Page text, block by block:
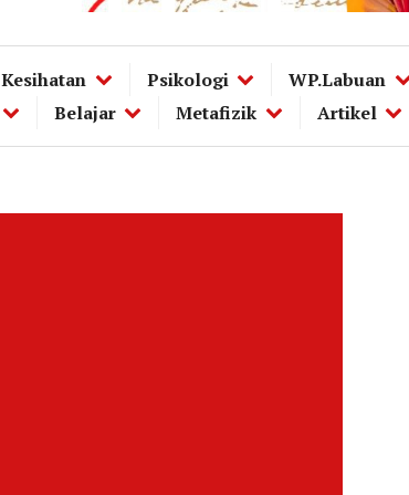
Kesihatan Psikologi WP.Labuan
Belajar Metafizik Artikel